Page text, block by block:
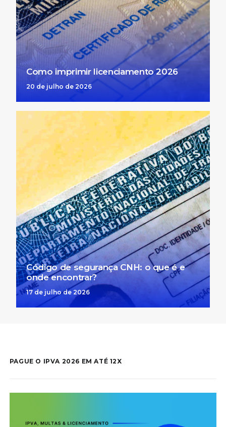
Como imprimir licenciamento 2026
20 de julho de 2026
Código de segurança CNH: o que é e
onde encontrar?
17 de julho de 2026
PAGUE O IPVA 2026 EM ATÉ 12X